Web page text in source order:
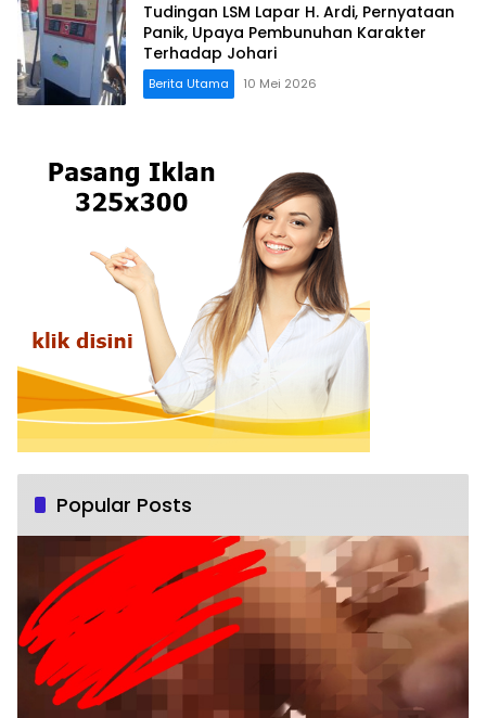
Tudingan LSM Lapar H. Ardi, Pernyataan
Panik, Upaya Pembunuhan Karakter
Terhadap Johari
Berita Utama 10 Mei 2026
Popular Posts